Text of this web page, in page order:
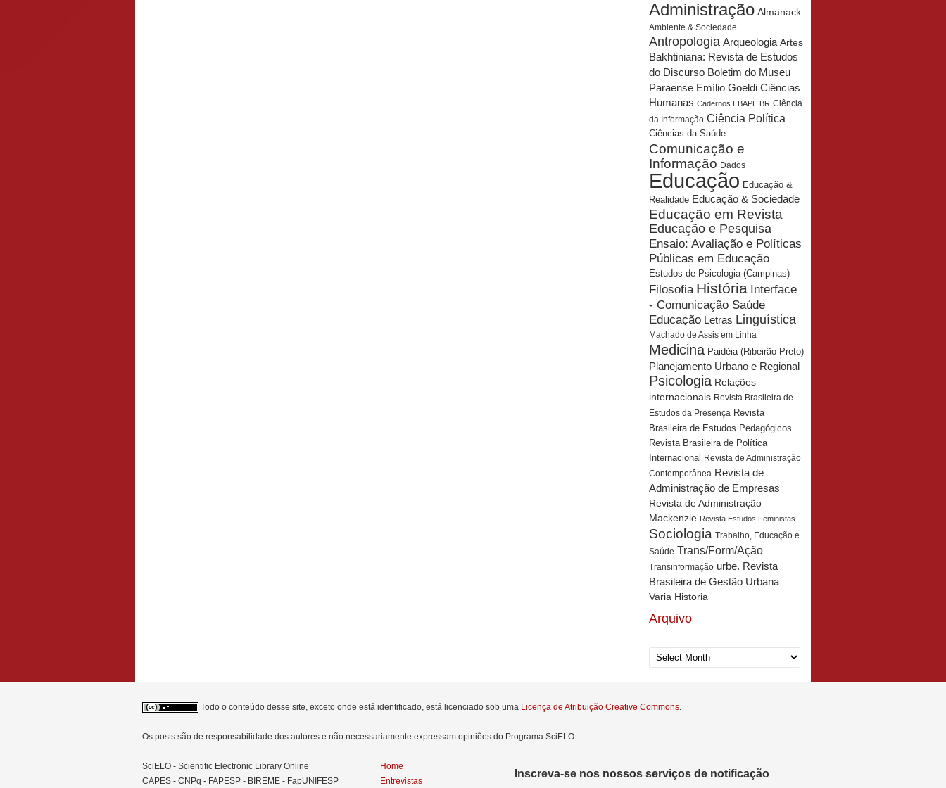
Administração Almanack
Ambiente & Sociedade
Antropologia Arqueologia Artes
Bakhtiniana: Revista de Estudos
do Discurso Boletim do Museu
Paraense Emílio Goeldi Ciências
Humanas Cadernos EBAPE.BR Ciência
da Informação Ciência Política
Ciências da Saúde
Comunicação e
Informação Dados
Educação Educação &
Realidade Educação & Sociedade
Educação em Revista
Educação e Pesquisa
Ensaio: Avaliação e Políticas
Públicas em Educação
Estudos de Psicologia (Campinas)
Filosofia História Interface
- Comunicação Saúde
Educação Letras Linguística
Machado de Assis em Linha
Medicina Paidéia (Ribeirão Preto)
Planejamento Urbano e Regional
Psicologia Relações
internacionais Revista Brasileira de
Estudos da Presença Revista
Brasileira de Estudos Pedagógicos
Revista Brasileira de Política
Internacional Revista de Administração
Contemporânea Revista de
Administração de Empresas
Revista de Administração
Mackenzie Revista Estudos Feministas
Sociologia Trabalho, Educação e
Saúde Trans/Form/Ação
Transinformação urbe. Revista
Brasileira de Gestão Urbana
Varia Historia
Arquivo
Arquivo
Todo o conteúdo desse site, exceto onde está identificado, está licenciado sob uma Licença de Atribuição Creative Commons.
Os posts são de responsabilidade dos autores e não necessariamente expressam opiniões do Programa SciELO.
SciELO - Scientific Electronic Library Online
CAPES - CNPq - FAPESP - BIREME - FapUNIFESP
Home
Entrevistas
Inscreva-se nos nossos serviços de notificação